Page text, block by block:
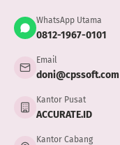
WhatsApp Utama
0812-1967-0101
Email
doni@cpssoft.com
Kantor Pusat
ACCURATE.ID
Kantor Cabang